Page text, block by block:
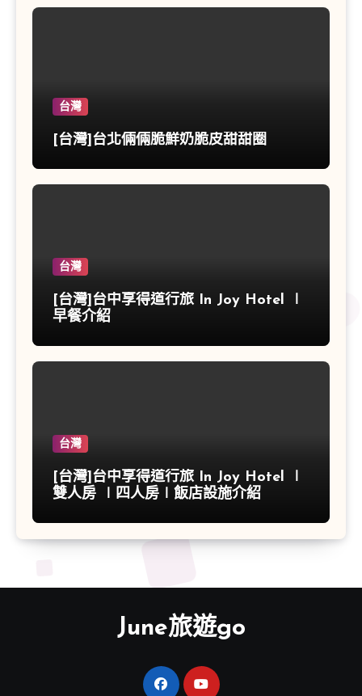
台灣
[台灣]台北倆倆脆鮮奶脆皮甜甜圈
台灣
[台灣]台中享得道行旅 In Joy Hotel ∣
早餐介紹
台灣
[台灣]台中享得道行旅 In Joy Hotel ∣
雙人房 ∣四人房∣飯店設施介紹
June旅遊go